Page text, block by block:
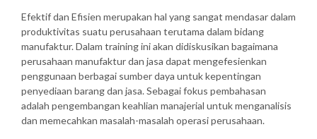
Efektif dan Efisien merupakan hal yang sangat mendasar dalam
produktivitas suatu perusahaan terutama dalam bidang
manufaktur. Dalam training ini akan didiskusikan bagaimana
perusahaan manufaktur dan jasa dapat mengefesienkan
penggunaan berbagai sumber daya untuk kepentingan
penyediaan barang dan jasa. Sebagai fokus pembahasan
adalah pengembangan keahlian manajerial untuk menganalisis
dan memecahkan masalah-masalah operasi perusahaan.